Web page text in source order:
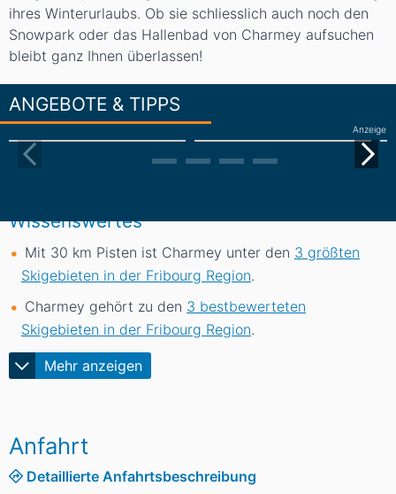
ihres Winterurlaubs. Ob sie schliesslich auch noch den
Snowpark oder das Hallenbad von Charmey aufsuchen
bleibt ganz Ihnen überlassen!
ANGEBOTE & TIPPS
Anzeige
Wissenswertes
Mehr anzeigen
Mit 30 km Pisten ist Charmey unter den 3 größten
Skigebieten in der Fribourg Region.
Charmey gehört zu den 3 bestbewerteten
Skigebieten in der Fribourg Region.
Anfahrt
Detaillierte Anfahrtsbeschreibung